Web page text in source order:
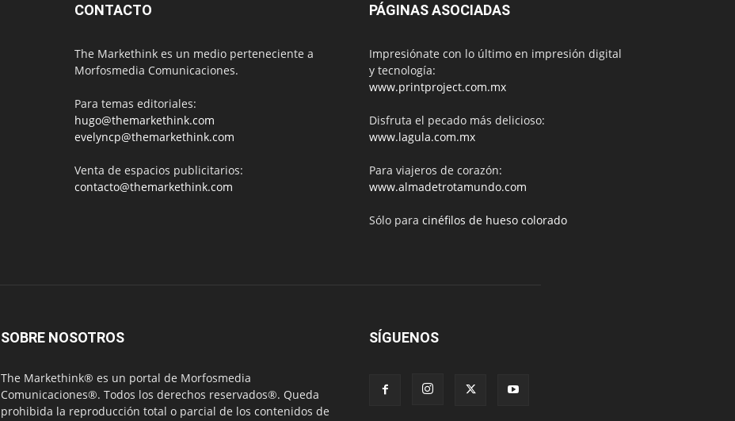
CONTACTO
The Markethink es un medio perteneciente a
Morfosmedia Comunicaciones.
Para temas editoriales:
hugo@themarkethink.com
evelyncp@themarkethink.com
Venta de espacios publicitarios:
contacto@themarkethink.com
PÁGINAS ASOCIADAS
Impresiónate con lo último en impresión digital
y tecnología:
www.printproject.com.mx
Disfruta el pecado más delicioso:
www.lagula.com.mx
Para viajeros de corazón:
www.almadetrotamundo.com
Sólo para cinéfilos de hueso colorado
SOBRE NOSOTROS
The Markethink® es un portal de Morfosmedia
Comunicaciones®. Todos los derechos reservados®. Queda
prohibida la reproducción total o parcial de los contenidos de
SÍGUENOS